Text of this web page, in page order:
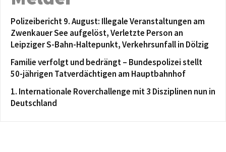
Polizeibericht 9. August: Illegale Veranstaltungen am
Zwenkauer See aufgelöst, Verletzte Person an
Leipziger S-Bahn-Haltepunkt, Verkehrsunfall in Dölzig
Familie verfolgt und bedrängt – Bundespolizei stellt
50-jährigen Tatverdächtigen am Hauptbahnhof
1. Internationale Roverchallenge mit 3 Disziplinen nun in
Deutschland